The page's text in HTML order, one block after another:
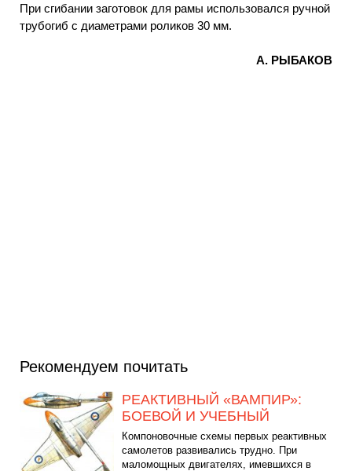
При сгибании заготовок для рамы использовался ручной
трубогиб с диаметрами роликов 30 мм.
А. РЫБАКОВ
Рекомендуем почитать
РЕАКТИВНЫЙ «ВАМПИР»:
БОЕВОЙ И УЧЕБНЫЙ
Компоновочные схемы первых реактивных
самолетов развивались трудно. При
маломощных двигателях, имевшихся в